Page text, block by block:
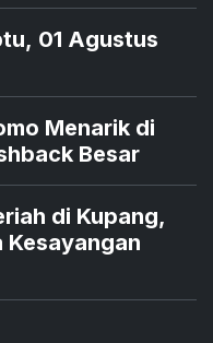
01 Agustus
Menarik di
Besar
di Kupang,